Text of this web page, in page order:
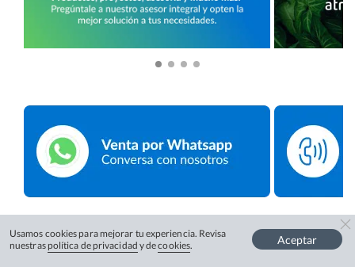
Usamos cookies para mejorar tu experiencia. Revisa
nuestras política de privacidad y decookies. Aceptar